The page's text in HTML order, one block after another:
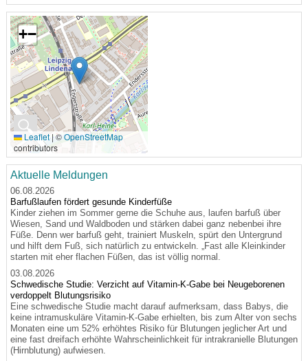
🔍
+−
Leaflet |©OpenStreetMap
contributors
Aktuelle Meldungen
06.08.2026
Barfußlaufen fördert gesunde Kinderfüße
Kinder ziehen im Sommer gerne die Schuhe aus, laufen barfuß über
Wiesen, Sand und Waldboden und stärken dabei ganz nebenbei ihre
Füße. Denn wer barfuß geht, trainiert Muskeln, spürt den Untergrund
und hilft dem Fuß, sich natürlich zu entwickeln. „Fast alle Kleinkinder
starten mit eher flachen Füßen, das ist völlig normal.
03.08.2026
Schwedische Studie: Verzicht auf Vitamin-K-Gabe bei Neugeborenen
verdoppelt Blutungsrisiko
Eine schwedische Studie macht darauf aufmerksam, dass Babys, die
keine intramuskuläre Vitamin-K-Gabe erhielten, bis zum Alter von sechs
Monaten eine um 52% erhöhtes Risiko für Blutungen jeglicher Art und
eine fast dreifach erhöhte Wahrscheinlichkeit für intrakranielle Blutungen
(Hirnblutung) aufwiesen.